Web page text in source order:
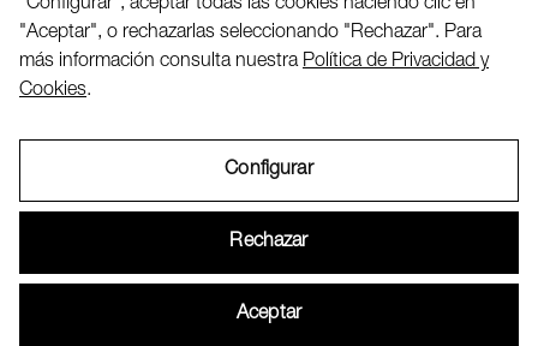
2026 ©
"Configurar", aceptar todas las cookies haciendo clic en
"Aceptar", o rechazarlas seleccionando "Rechazar". Para
más información consulta nuestra Política de Privacidad y
Cookies.
Configurar
Rechazar
Aceptar
Política de Privacidad y Cookies
Configurar